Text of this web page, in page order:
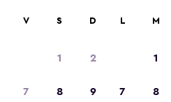
V S D
1 2
7 8 9
L M
1
7 8